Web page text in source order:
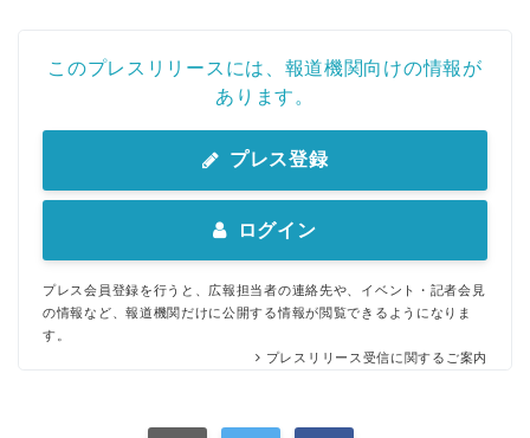
このプレスリリースには、報道機関向けの情報が
あります。
プレス登録
ログイン
プレス会員登録を行うと、広報担当者の連絡先や、イベント・記者会見
の情報など、報道機関だけに公開する情報が閲覧できるようになりま
す。
プレスリリース受信に関するご案内